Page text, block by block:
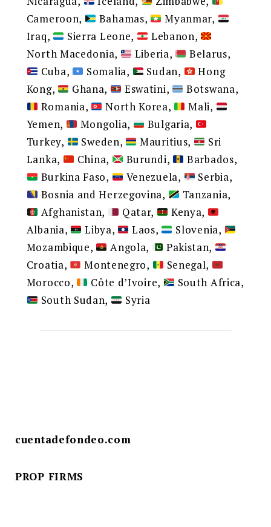
Cameroon,
Bahamas,
Myanmar,
Iraq,
Sierra Leone,
Lebanon,
North Macedonia,
Liberia,
Belarus,
Cuba,
Somalia, Sudan,
Hong
Kong,
Ghana, Eswatini,
Botswana,
Romania,
North Korea,
Mali,
Yemen,
Mongolia,
Bulgaria,
Turkey,
Sweden, Mauritius,
Sri
Lanka,
China, Burundi,
Barbados,
Burkina Faso,
Venezuela,
Serbia,
Bosnia and Herzegovina,
Tanzania,
Afghanistan,
Qatar,
Kenya,
Albania,
Libya, Laos,
Slovenia,
Mozambique,
Angola,
Pakistan,
Croatia,
Montenegro,
Senegal,
Morocco,
Côte d’Ivoire,
South Africa,
South Sudan,
Syria
cuentadefondeo.com
PROP FIRMS